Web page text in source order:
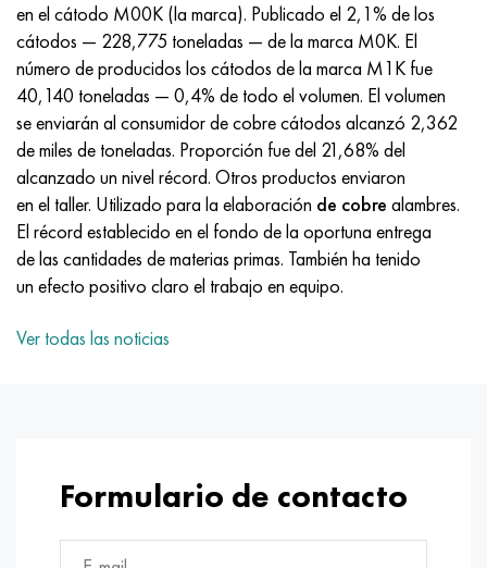
en el cátodo М00К (la marca). Publicado el 2,1% de los
cátodos — 228,775 toneladas — de la marca М0К. El
número de producidos los cátodos de la marca М1К fue
40,140 toneladas — 0,4% de todo el volumen. El volumen
se enviarán al consumidor de cobre cátodos alcanzó 2,362
de miles de toneladas. Proporción fue del 21,68% del
alcanzado un nivel récord. Otros productos enviaron
en el taller. Utilizado para la elaboración de cobre alambres.
El récord establecido en el fondo de la oportuna entrega
de las cantidades de materias primas. También ha tenido
un efecto positivo claro el trabajo en equipo.
Ver todas las noticias
Formulario de contacto
MP35N
MP159
multimetro n155
Nicrofer 5923 hMo
Nicrofer 6030
52K12F
56DGNH
68NKhVKTYu
79NM, Lupa 7904
80NM
KhN70VMTYu
HN73MBTYu
XN70YU
HN75MBTYu
XN75TBYu
TL3
5B
TL5
A LAS 6
TS-6
1.4550 - AISI 347
1.4567 - AISI 304Cu
1.4570-aisi303Cu
1.4574 - Aleación PH 15-7 Mo®
1.4580 - AISI 316Cb
15X16K5N2MVFAB
15X16H2AM
18X11MNFB
18X12VMBFR
20X12VNMF
c92200, CuSn6Zn4Pb2
25KhGM, 20CrMo5, 1.7264
30X, AISI 5130, 30h
30hgs, 30hgs
30hgsa, 30hgsa
30hgsn2a, 30hgsna
11G12, 110G13L, X120Mn12